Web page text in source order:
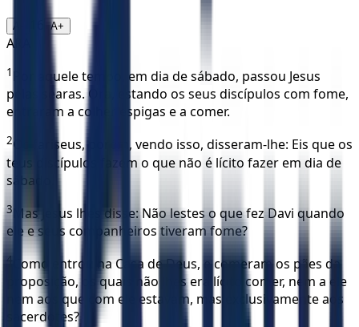
A- A+
ARA
1
Por aquele tempo, em dia de sábado, passou Jesus
pelas searas. Ora, estando os seus discípulos com fome,
entraram a colher espigas e a comer.
2Os fariseus, porém, vendo isso, disseram-lhe: Eis que os
teus discípulos fazem o que não é lícito fazer em dia de
sábado.
3
Mas Jesus lhes disse: Não lestes o que fez Davi quando
ele e seus companheiros tiveram fome?
4
Como entrou na Casa de Deus, e comeram os pães da
proposição, os quais não lhes era lícito comer, nem a ele
nem aos que com ele estavam, mas exclusivamente aos
sacerdotes?